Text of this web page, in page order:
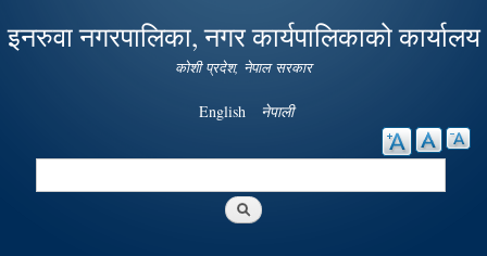
इनरुवा नगरपालिका, नगर कार्यपालिकाको कार्यालय
कोशी प्रदेश, नेपाल सरकार
English नेपाली
Search